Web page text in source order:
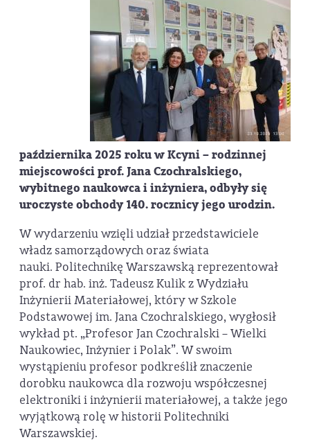
października 2025 roku w Kcyni – rodzinnej
miejscowości prof. Jana Czochralskiego,
wybitnego naukowca i inżyniera, odbyły się
uroczyste obchody 140. rocznicy jego urodzin.
W wydarzeniu wzięli udział przedstawiciele
władz samorządowych oraz świata
nauki. Politechnikę Warszawską reprezentował
prof. dr hab. inż. Tadeusz Kulik z Wydziału
Inżynierii Materiałowej, który w Szkole
Podstawowej im. Jana Czochralskiego, wygłosił
wykład pt. „Profesor Jan Czochralski – Wielki
Naukowiec, Inżynier i Polak”. W swoim
wystąpieniu profesor podkreślił znaczenie
dorobku naukowca dla rozwoju współczesnej
elektroniki i inżynierii materiałowej, a także jego
wyjątkową rolę w historii Politechniki
Warszawskiej.